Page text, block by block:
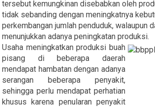
tersebut kemungkinan disebabkan oleh
tidak sebanding dengan meningkatnya
perkembangan jumlah penduduk, walaupun
menunjukkan adanya peningkatan produksi.
Usaha meningkatkan produksi buah
pisang di beberapa daerah
mendapat hambatan dengan adanya
serangan beberapa penyakit,
sehingga perlu mendapat perhatian
khusus karena penularan penyakit